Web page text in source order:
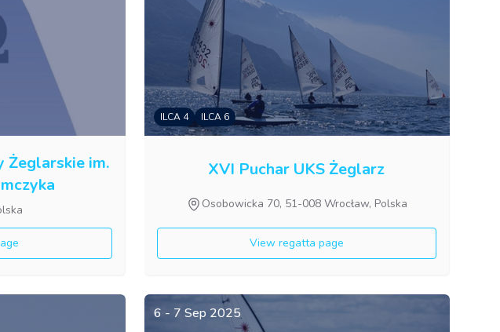
Żeglarskie im.
ILCA 4 ILCA 6
XVI Puchar UKS Żeglarz
Osobowicka 70, 51-008 Wrocław, Polska
View regatta page
6 - 7 Sep 2025